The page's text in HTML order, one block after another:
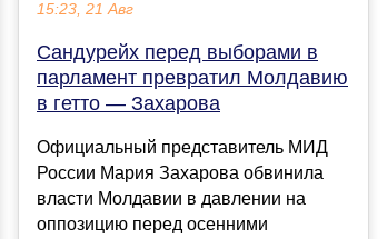
15:23, 21 Авг
Сандурейх перед выборами в
парламент превратил Молдавию
в гетто — Захарова
Официальный представитель МИД
России Мария Захарова обвинила
власти Молдавии в давлении на
оппозицию перед осенними